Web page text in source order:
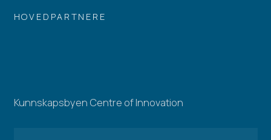
HOVEDPARTNERE
Kunnskapsbyen Centre of Innovation